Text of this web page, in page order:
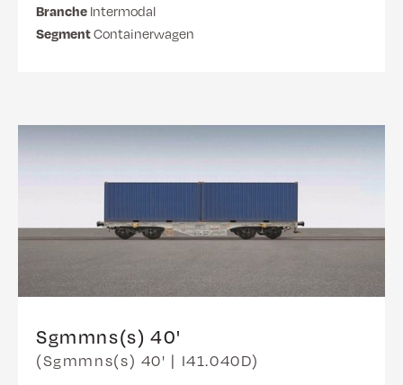
Branche Intermodal
SegmentContainerwagen
Sgmmns(s) 40'
(Sgmmns(s) 40' | I41.040D)